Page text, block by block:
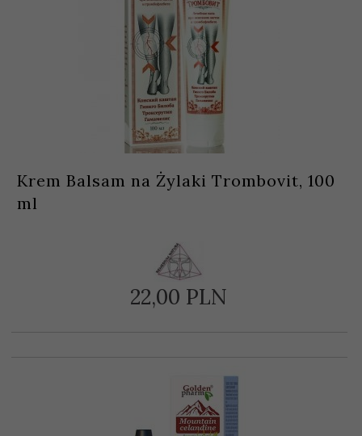
Krem Balsam na Żylaki Trombovit, 100
ml
22,00 PLN